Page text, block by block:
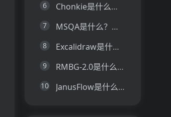
6 Chonkie是什么？一文让你看懂Chonkie的技术原理、主要功能、应用场景
7 MSQA是什么？一文让你看懂MSQA的技术原理、主要功能、应用场景
8 Excalidraw是什么？一文让你看懂Excalidraw的技术原理、主要功能、应用场景
9 RMBG-2.0是什么？一文让你看懂RMBG-2.0的技术原理、主要功能、应用场景
10 JanusFlow是什么？一文让你看懂JanusFlow的技术原理、主要功能、应用场景